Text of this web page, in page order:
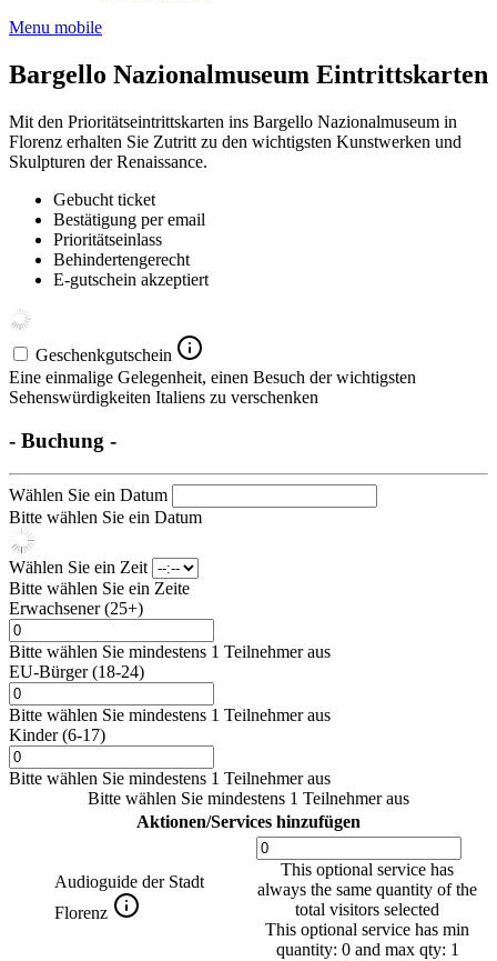
Menu mobile
Bargello Nazionalmuseum Eintrittskarten
Mit den Prioritätseintrittskarten ins Bargello Nazionalmuseum in
Florenz erhalten Sie Zutritt zu den wichtigsten Kunstwerken und
Skulpturen der Renaissance.
Gebucht ticket
Bestätigung per email
Prioritätseinlass
Behindertengerecht
E-gutschein akzeptiert
Geschenkgutschein
Eine einmalige Gelegenheit, einen Besuch der wichtigsten
Sehenswürdigkeiten Italiens zu verschenken
- Buchung -
Wählen Sie ein Datum
Bitte wählen Sie ein Datum
Wählen Sie ein Zeit
Bitte wählen Sie ein Zeite
Erwachsener (25+)
Bitte wählen Sie mindestens 1 Teilnehmer aus
EU-Bürger (18-24)
Bitte wählen Sie mindestens 1 Teilnehmer aus
Kinder (6-17)
Bitte wählen Sie mindestens 1 Teilnehmer aus
Bitte wählen Sie mindestens 1 Teilnehmer aus
Aktionen/Services hinzufügen
Audioguide der Stadt
Florenz
This optional service has
always the same quantity of the
total visitors selected
This optional service has min
quantity: 0 and max qty: 1